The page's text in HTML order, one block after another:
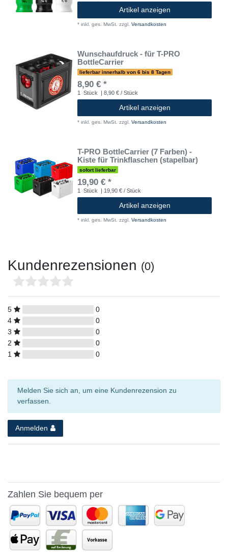
Artikel anzeigen
* inkl. ges. MwSt. zzgl. Versandkosten
Wunschaufdruck - für T-PRO
BottleCarrier
lieferbar innerhalb von 6 bis 8 Tagen
8,90 € *
1 Stück | 8,90 € / Stück
Artikel anzeigen
* inkl. ges. MwSt. zzgl. Versandkosten
T-PRO BottleCarrier (7 Farben) -
Kiste für Trinkflaschen (stapelbar)
sofort lieferbar
19,90 € *
1 Stück | 19,90 € / Stück
Artikel anzeigen
* inkl. ges. MwSt. zzgl. Versandkosten
Kundenrezensionen (0)
5
0
4
0
3
0
2
0
1
0
Melden Sie sich an, um eine Kundenrezension zu
verfassen.
Anmelden
Zahlen Sie bequem per